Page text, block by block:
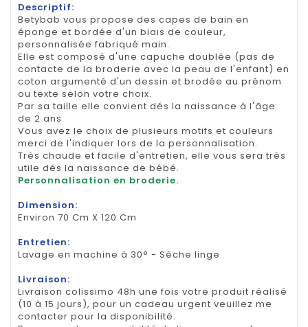
Descriptif:
Betybab vous propose des capes de bain en
éponge et bordée d'un biais de couleur,
personnalisée fabriqué main.
Elle est composé d'une capuche doublée (pas de
contacte de la broderie avec la peau de l'enfant) en
coton argumenté d'un dessin et brodée au prénom
ou texte selon votre choix.
Par sa taille elle convient dés la naissance à l'âge
de 2 ans
Vous avez le choix de plusieurs motifs et couleurs
merci de l'indiquer lors de la personnalisation.
Très chaude et facile d'entretien, elle vous sera très
utile dés la naissance de bébé.
Personnalisation en broderie.
Dimension:
Environ 70 Cm X 120 Cm
Entretien:
Lavage en machine à 30° - Sèche linge
Livraison:
Livraison colissimo 48h une fois votre produit réalisé
(10 à 15 jours), pour un cadeau urgent veuillez me
contacter pour la disponibilité.